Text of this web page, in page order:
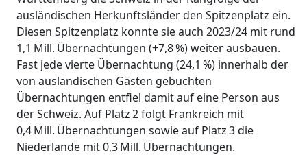
ausländischen Herkunftsländer den Spitzenplatz ein.
Diesen Spitzenplatz konnte sie auch 2023/24 mit rund
1,1 Mill. Übernachtungen (+7,8 %) weiter ausbauen.
Fast jede vierte Übernachtung (24,1 %) innerhalb der
von ausländischen Gästen gebuchten
Übernachtungen entfiel damit auf eine Person aus
der Schweiz. Auf Platz 2 folgt Frankreich mit
0,4 Mill. Übernachtungen sowie auf Platz 3 die
Niederlande mit 0,3 Mill. Übernachtungen.